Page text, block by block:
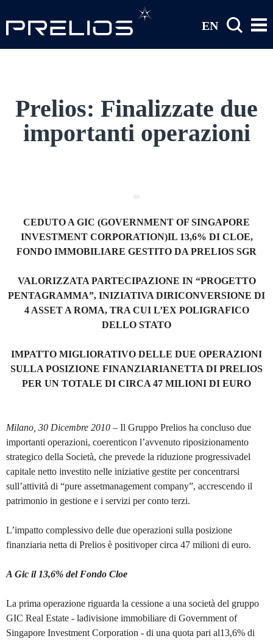
EN
Prelios: Finalizzate due
importanti operazioni
CEDUTO A GIC (GOVERNMENT OF SINGAPORE
INVESTMENT CORPORATION)IL 13,6% DI CLOE,
FONDO IMMOBILIARE GESTITO DA PRELIOS SGR
VALORIZZATA PARTECIPAZIONE IN “PROGETTO
PENTAGRAMMA”, INIZIATIVA DIRICONVERSIONE DI
4 ASSET A ROMA, TRA CUI L’EX POLIGRAFICO
DELLO STATO
IMPATTO MIGLIORATIVO DELLE DUE OPERAZIONI
SULLA POSIZIONE FINANZIARIANETTA DI PRELIOS
PER UN TOTALE DI CIRCA 47 MILIONI DI EURO
Milano, 30 Dicembre 2010 – Il Gruppo Prelios ha concluso due
importanti operazioni, coerenticon l’avvenuto riposizionamento
strategico della Società, che prevede la riduzione progressivadel
capitale netto investito nelle iniziative gestite per concentrarsi
sull’attività di “pure assetmanagement company”, accrescendo il
patrimonio in gestione e i servizi per conto terzi.
L’impatto complessivo delle due operazioni sulla posizione
finanziaria netta di Prelios è positivoper circa 47 milioni di euro.
A Gic il 13,6% del Fondo Cloe
La prima operazione riguarda la cessione a una società del gruppo
GIC Real Estate - ladivisione immobiliare di Government of
Singapore Investment Corporation - di una quota pari al13,6% di